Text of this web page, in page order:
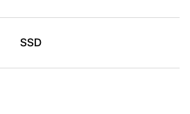
SSD